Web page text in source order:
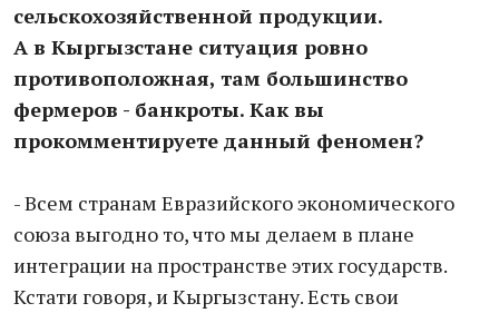
сельскохозяйственной продукции.
А в Кыргызстане ситуация ровно
противоположная, там большинство
фермеров - банкроты. Как вы
прокомментируете данный феномен?
- Всем странам Евразийского экономического
союза выгодно то, что мы делаем в плане
интеграции на пространстве этих государств.
Кстати говоря, и Кыргызстану. Есть свои